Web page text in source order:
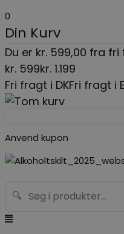
0
Din Kurv
Du er kr. 599,00 fra fri
kr. 599kr. 1.199
Fri fragt i DKFri fragt i
Anvend kupon
til
indholdet
🔍